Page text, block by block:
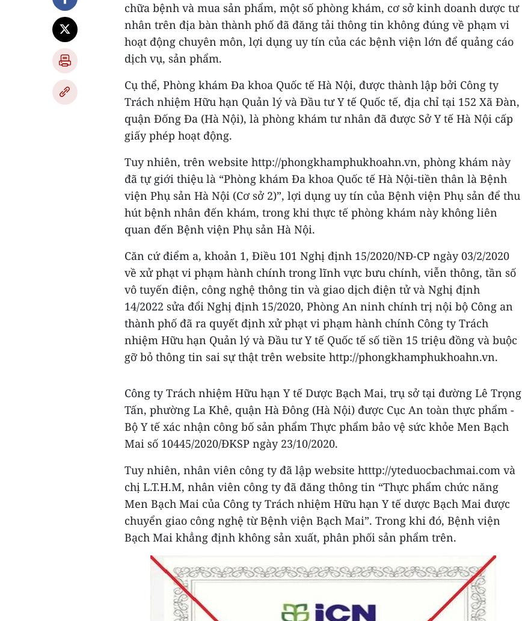
chữa bệnh và mua sản phẩm, một số phòng khám, cơ sở kinh doanh dược tư
nhân trên địa bàn thành phố đã đăng tải thông tin không đúng về phạm vi
hoạt động chuyên môn, lợi dụng uy tín của các bệnh viện lớn để quảng cáo
dịch vụ, sản phẩm.
Cụ thể, Phòng khám Đa khoa Quốc tế Hà Nội, được thành lập bởi Công ty
Trách nhiệm Hữu hạn Quản lý và Đầu tư Y tế Quốc tế, địa chỉ tại 152 Xã Đàn,
quận Đống Đa (Hà Nội), là phòng khám tư nhân đã được Sở Y tế Hà Nội cấp
giấy phép hoạt động.
Tuy nhiên, trên website http://phongkhamphukhoahn.vn, phòng khám này
đã tự giới thiệu là “Phòng khám Đa khoa Quốc tế Hà Nội-tiền thân là Bệnh
viện Phụ sản Hà Nội (Cơ sở 2)”, lợi dụng uy tín của Bệnh viện Phụ sản để thu
hút bệnh nhân đến khám, trong khi thực tế phòng khám này không liên
quan đến Bệnh viện Phụ sản Hà Nội.
Căn cứ điểm a, khoản 1, Điều 101 Nghị định 15/2020/NĐ-CP ngày 03/2/2020
về xử phạt vi phạm hành chính trong lĩnh vực bưu chính, viễn thông, tần số
vô tuyến điện, công nghệ thông tin và giao dịch điện tử và Nghị định
14/2022 sửa đổi Nghị định 15/2020, Phòng An ninh chính trị nội bộ Công an
thành phố đã ra quyết định xử phạt vi phạm hành chính Công ty Trách
nhiệm Hữu hạn Quản lý và Đầu tư Y tế Quốc tế số tiền 15 triệu đồng và buộc
gỡ bỏ thông tin sai sự thật trên website http://phongkhamphukhoahn.vn.
Công ty Trách nhiệm Hữu hạn Y tế Dược Bạch Mai, trụ sở tại đường Lê Trọng
Tấn, phường La Khê, quận Hà Đông (Hà Nội) được Cục An toàn thực phẩm -
Bộ Y tế xác nhận công bố sản phẩm Thực phẩm bảo vệ sức khỏe Men Bạch
Mai số 10445/2020/ĐKSP ngày 23/10/2020.
Tuy nhiên, nhân viên công ty đã lập website htttp://yteduocbachmai.com và
chị L.T.H.M, nhân viên công ty đã đăng thông tin “Thực phẩm chức năng
Men Bạch Mai của Công ty Trách nhiệm Hữu hạn Y tế dược Bạch Mai được
chuyển giao công nghệ từ Bệnh viện Bạch Mai”. Trong khi đó, Bệnh viện
Bạch Mai khẳng định không sản xuất, phân phối sản phẩm trên.